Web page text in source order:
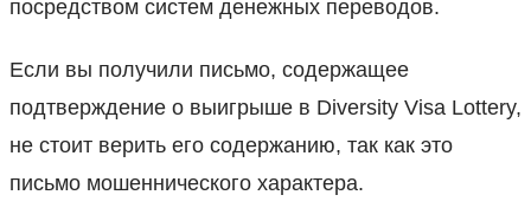
посредством систем денежных переводов.
Если вы получили письмо, содержащее
подтверждение о выигрыше в Diversity Visa Lottery,
не стоит верить его содержанию, так как это
письмо мошеннического характера.